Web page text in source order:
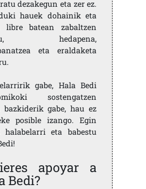
dezakegun eta zer ez.
hauek dohainik eta
libre batean zabaltzen
hedapena,
eta eraldaketa
gabe, Hala Bedi
sostengatzen
bazkiderik gabe, hau ez
posible izango. Egin
halabelarri eta babestu
apoyar a
Bedi?